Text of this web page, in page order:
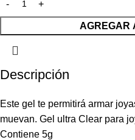
AGREGAR
Descripción
Este gel te permitirá armar
muevan. Gel ultra Clear para
Contiene 5g